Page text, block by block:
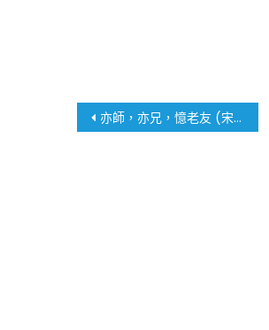
文亦師，亦兄，憶老友 (宋光忠)